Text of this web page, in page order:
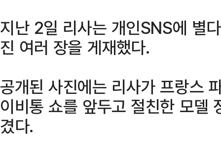
지난 2일 리사는 개인SNS에 별
진 여러 장을 게재했다.
공개된 사진에는 리사가 프랑스
이비통 쇼를 앞두고 절친한 모델
겼다.